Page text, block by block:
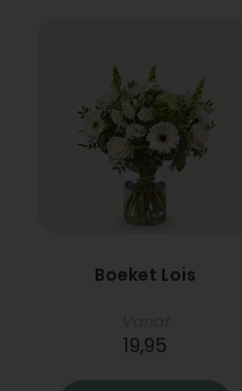
Boeket Lois
19,95